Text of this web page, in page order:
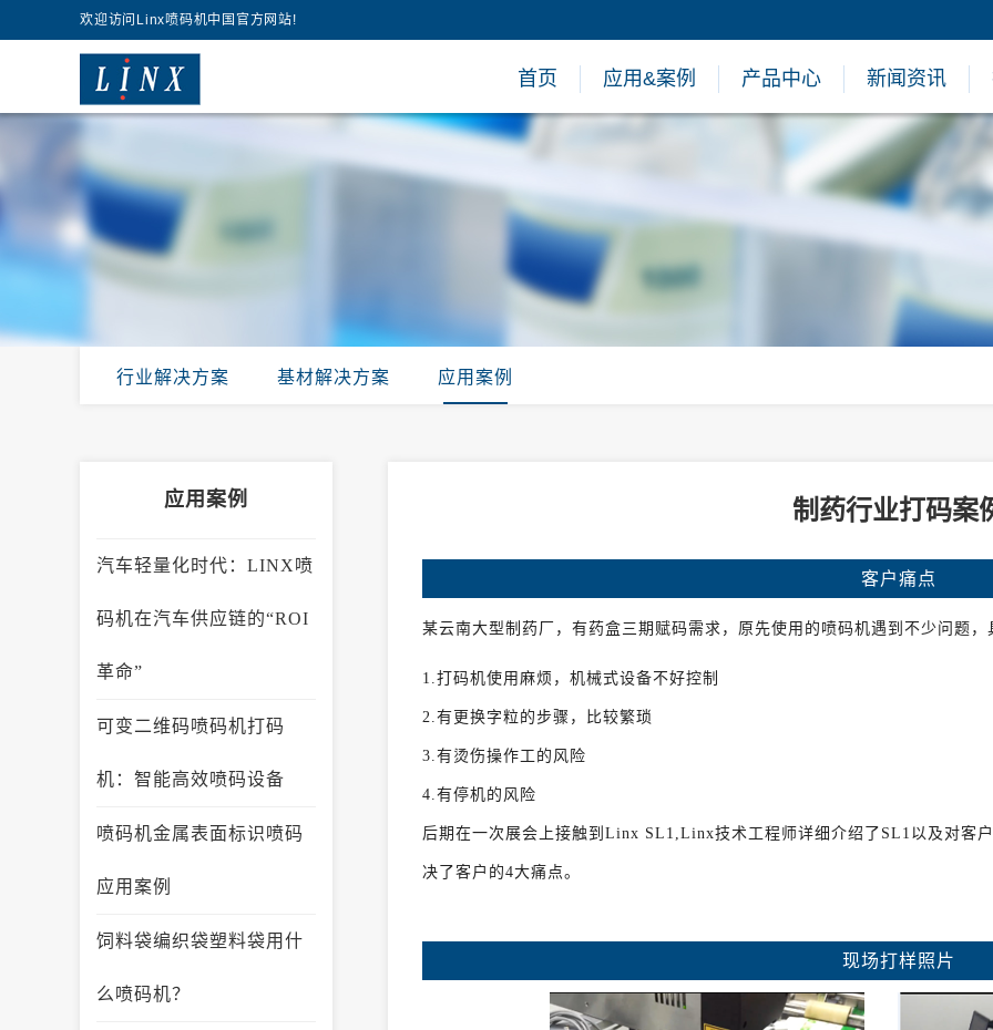
欢迎访问Linx喷码机中国官方网站!
首页 应用&案例 产品中心 新闻资讯
行业解决方案 基材解决方案 应用案例
应用案例
汽车轻量化时代：LINX喷
码机在汽车供应链的“ROI
革命”
可变二维码喷码机打码
机：智能高效喷码设备
喷码机金属表面标识喷码
应用案例
饲料袋编织袋塑料袋用什
么喷码机？
制药行业打码案
客户痛点
某云南大型制药厂，有药盒三期赋码需求，原先使用的喷码机遇到不少问题，
1.打码机使用麻烦，机械式设备不好控制
2.有更换字粒的步骤，比较繁琐
3.有烫伤操作工的风险
4.有停机的风险
后期在一次展会上接触到Linx SL1,Linx技术工程师详细介绍了SL1以及对客
决了客户的4大痛点。
现场打样照片